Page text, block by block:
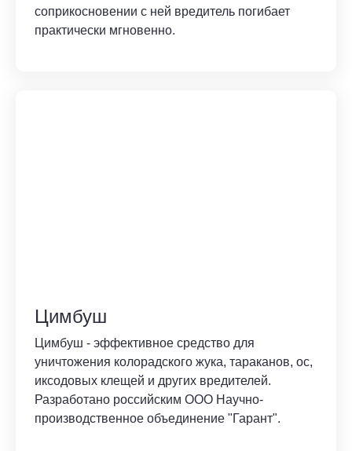
соприкосновении с ней вредитель погибает
практически мгновенно.
Цимбуш
Цимбуш - эффективное средство для
уничтожения колорадского жука, тараканов, ос,
иксодовых клещей и других вредителей.
Разработано российским ООО Научно-
производственное объединение "Гарант".